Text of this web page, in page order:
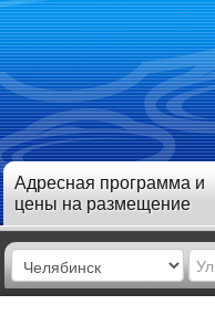
Адресная программа и
цены на размещение